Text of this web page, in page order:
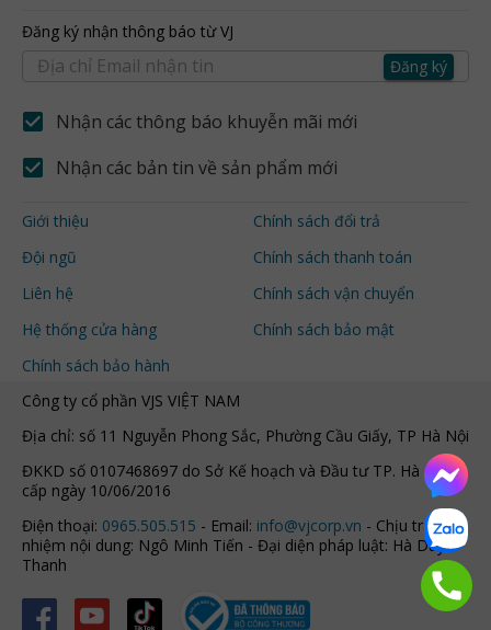
Đăng ký nhận thông báo từ VJ
Đăng ký
Nhận các thông báo khuyễn mãi mới
Nhận các bản tin về sản phẩm mới
Giới thiệu
Đội ngũ
Liên hệ
Hệ thống cửa hàng
Chính sách bảo hành
Chính sách đổi trả
Chính sách thanh toán
Chính sách vận chuyển
Chính sách bảo mật
Công ty cổ phần VJS VIỆT NAM
Địa chỉ: số 11 Nguyễn Phong Sắc, Phường Cầu Giấy, TP Hà Nội
ĐKKD số 0107468697 do Sở Kế hoạch và Đầu tư TP. Hà Nội
cấp ngày 10/06/2016
Điện thoại: 0965.505.515 - Email: info@vjcorp.vn - Chịu trách
nhiệm nội dung: Ngô Minh Tiến - Đại diện pháp luật: Hà Duy
Thanh